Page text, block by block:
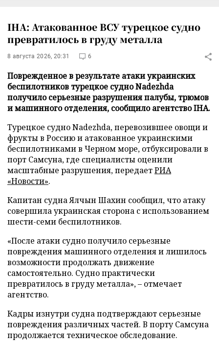
IHA: Атакованное ВСУ турецкое судно
превратилось в груду металла
8 августа 2026, 20:31 6
Поврежденное в результате атаки украинских
беспилотников турецкое судно Nadezhda
получило серьезные разрушения палубы, трюмов
и машинного отделения, сообщило агентство IHA.
Турецкое судно Nadezhda, перевозившее овощи и
фрукты в Россию и атакованное украинскими
беспилотниками в Черном море, отбуксировали в
порт Самсуна, где специалисты оценили
масштабные разрушения, передаетРИА
«Новости».
Капитан судна Ялчын Шахин сообщил, что атаку
совершила украинская сторона с использованием
шести-семи беспилотников.
«После атаки судно получило серьезные
повреждения машинного отделения и лишилось
возможности продолжать движение
самостоятельно. Судно практически
превратилось в груду металла», – отмечает
агентство.
Кадры изнутри судна подтверждают серьезные
повреждения различных частей. В порту Самсуна
продолжается техническое обследование.